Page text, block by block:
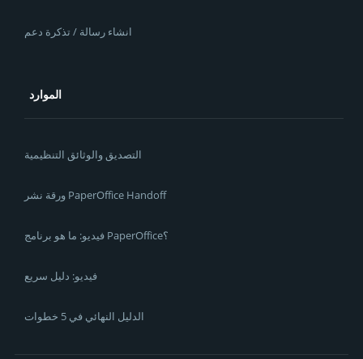
انشاء رسالة / تذكرة دعم
الموارد
التصديق والوثائق التنظيمية
ورقة نشر PaperOffice Handoff
فيديو: ما هو برنامج PaperOffice؟
فيديو: دليل سريع
الدليل النهائي في 5 خطوات